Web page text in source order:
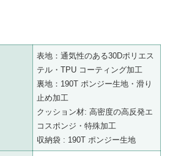
表地：通気性のある30Dポリエス
テル・TPU コーティング加工
裏地：190T ポンジー生地・滑り
止め加工
クッション材: 高密度の高反発エ
コスポンジ・特殊加工
収納袋 : 190T ポンジー生地